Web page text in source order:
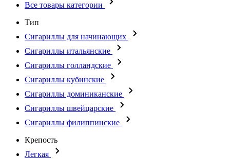
Все товары категории
Тип
Сигариллы для начинающих
Сигариллы итальянские
Сигариллы голландские
Сигариллы кубинские
Сигариллы доминиканские
Сигариллы швейцарские
Сигариллы филиппинские
Крепость
Легкая